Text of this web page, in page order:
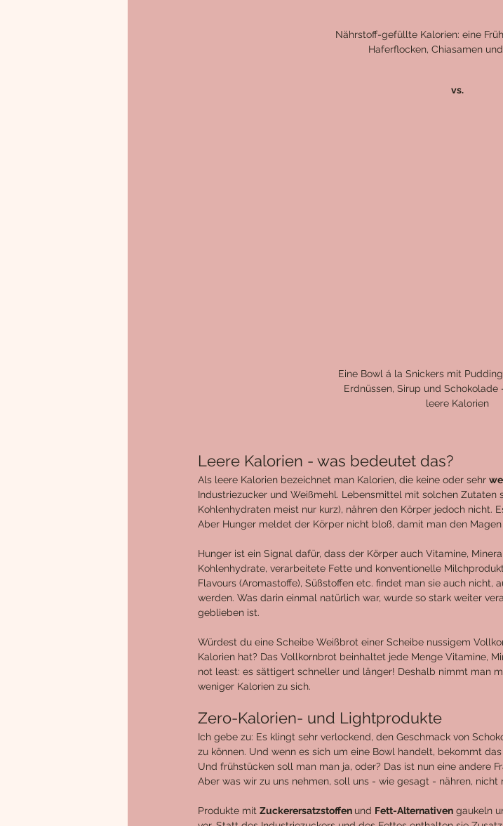
Nährstoff-gefüllte Kalorien: eine
Haferflocken, Chiasamen
vs.
Eine Bowl á la Snickers mit
Erdnüssen, Sirup und Schokolade
leere Kalorien
Leere Kalorien - was bedeutet das?
Als leere Kalorien bezeichnet man Kalorien, die keine oder sehr
Industriezucker und Weißmehl. Lebensmittel mit solchen Zutaten
Kohlenhydraten meist nur kurz), nähren den Körper jedoch nicht.
Aber Hunger meldet der Körper nicht bloß, damit man den
Hunger ist ein Signal dafür, dass der Körper auch Vitamine,
Kohlenhydrate, verarbeitete Fette und konventionelle
Flavours (Aromastoffe), Süßstoffen etc. findet man sie auch nicht,
werden. Was darin einmal natürlich war, wurde so stark weiter
geblieben ist.
Würdest du eine Scheibe Weißbrot einer Scheibe nussigem
Kalorien hat? Das Vollkornbrot beinhaltet jede Menge Vitamine,
not least: es sättigert schneller und länger! Deshalb nimmt man
weniger Kalorien zu sich.
Zero-Kalorien- und Lightprodukte
Ich gebe zu: Es klingt sehr verlockend, den Geschmack von
zu können. Und wenn es sich um eine Bowl handelt, bekommt
Und frühstücken soll man man ja, oder? Das ist nun eine andere
Aber was wir zu uns nehmen, soll uns - wie gesagt - nähren, nicht
Produkte mit Zuckerersatzstoffen und Fett-Alternativen gaukeln